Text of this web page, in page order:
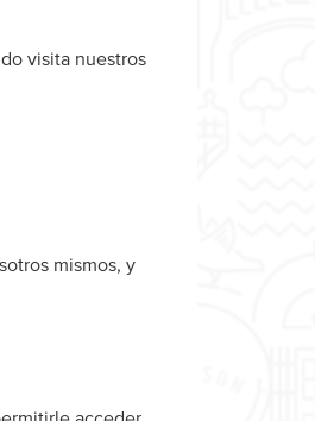
visita nuestros
mismos, y